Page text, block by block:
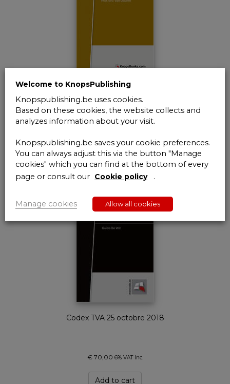
2019
Add to cart
Codex TVA 25 octobre 2018
€70,00 6% VAT Inc.
Add to cart
Welcome to KnopsPublishing
Knopspublishing.be uses cookies.
Based on these cookies, the website collects and
analyzes information about your visit.
Knopspublishing.be saves your cookie preferences.
You can always adjust this via the button "Manage
cookies" which you can find at the bottom of every
page or consult our Cookie policy .
Manage cookies Allow all cookies